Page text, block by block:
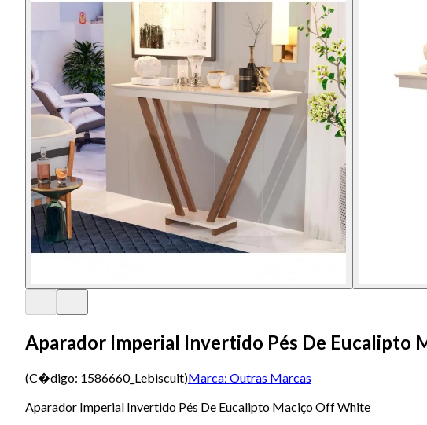
Aparador Imperial Invertido Pés De Eucalipto
(C�digo: 1586660_Lebiscuit)Marca: Outras Marcas
Aparador Imperial Invertido Pés De Eucalipto Maciço Off White